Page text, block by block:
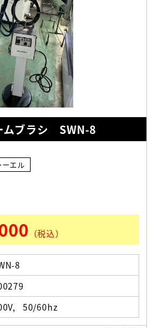
ブラシ SWN-8
ーエル
（税込）
8
50/60hz